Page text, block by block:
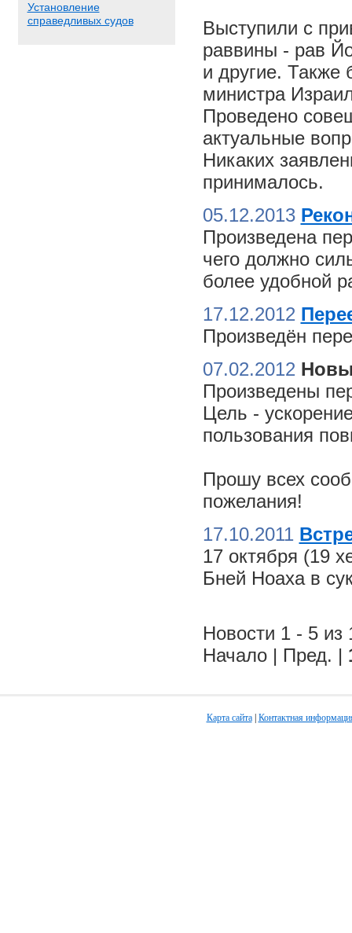
Установление
справедливых судов
Выступили с
раввины - рав
и другие. Также
министра
Проведено
актуальные
Никаких
принималось.
05.12.2013
Произведена
чего должно
более удобной
17.12.2012
Произведён
07.02.2012
Произведены
Цель -
пользования
Прошу всех
пожелания!
17.10.2011
17 октября (19
Бней Ноаха в
Новости 1 - 5 из
Начало | Пред. |
Карта сайта| Контактная